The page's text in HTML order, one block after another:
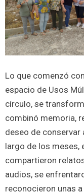
Lo que comenzó
espacio de Usos
círculo, se
combinó memoria,
deseo de conservar
largo de los meses,
compartieron
audios, se
reconocieron unas